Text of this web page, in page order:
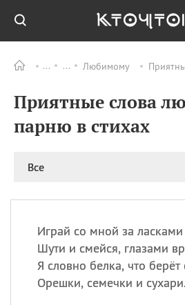
Любимому
Приятные слова
парню в стихах
Все
Играй со мной за
Шути и смейся, глазами
Я словно белка, что берёт
Орешки, семечки и сухари.
09.08
11.08
11.08